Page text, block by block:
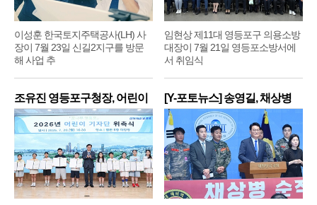
이성훈 한국토지주택공사(LH) 사
장이 7월 23일 신길2지구를 방문
해 사업 추
임현상 제11대 영등포구 의용소방
대장이 7월 21일 영등포소방서에
서 취임식
조유진 영등포구청장, 어린이
기
[Y-포토뉴스] 송영길, 채상병
순